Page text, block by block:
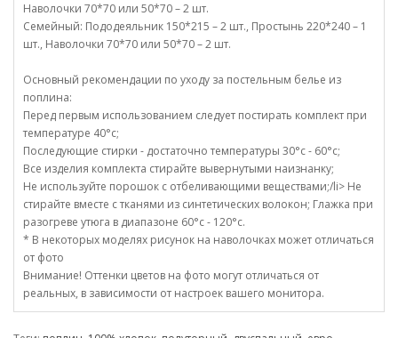
Наволочки 70*70 или 50*70 – 2 шт.
Семейный: Пододеяльник 150*215 – 2 шт., Простынь 220*240 – 1
шт., Наволочки 70*70 или 50*70 – 2 шт.
Основный рекомендации по уходу за постельным белье из
поплина:
Перед первым использованием следует постирать комплект при
температуре 40°c;
Последующие стирки - достаточно температуры 30°c - 60°c;
Все изделия комплекта стирайте вывернутыми наизнанку;
Не используйте порошок с отбеливающими веществами;/li> Не
стирайте вместе с тканями из синтетических волокон; Глажка при
разогреве утюга в диапазоне 60°c - 120°c.
* В некоторых моделях рисунок на наволочках может отличаться
от фото
Внимание! Оттенки цветов на фото могут отличаться от
реальных, в зависимости от настроек вашего монитора.